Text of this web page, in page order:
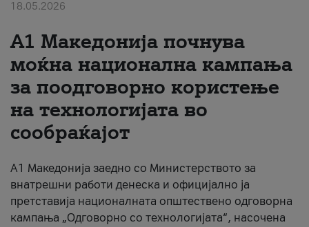
#ПодобарОнлајн
18.05.2026
A1 Македонија почнува
моќна национална кампања
за поодговорно користење
на технологијата во
сообраќајот
A1 Македонија заедно со Министерството за
внатрешни работи денеска и официјално ја
претставија националната општествено одговорна
кампања „Одговорно со технологијата“, насочена